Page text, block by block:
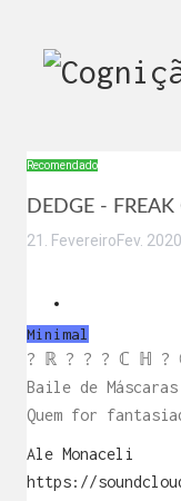
Recomendado
DEDGE -
21 FevereiroFev. 2020
Minimal
? ℝ ? ? ? ℂ ℍ ?
Baile de Máscaras
Quem for
Ale Monaceli
https://